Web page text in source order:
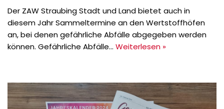
Der ZAW Straubing Stadt und Land bietet auch in
diesem Jahr Sammeltermine an den Wertstoffhöfen
an, bei denen gefährliche Abfälle abgegeben werden
können. Gefährliche Abfälle… Weiterlesen »